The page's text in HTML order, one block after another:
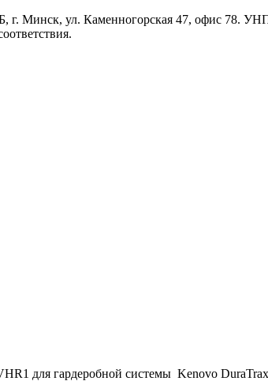
г. Минск, ул. Каменногорская 47, офис 78.
для гардеробной системы Kenovo